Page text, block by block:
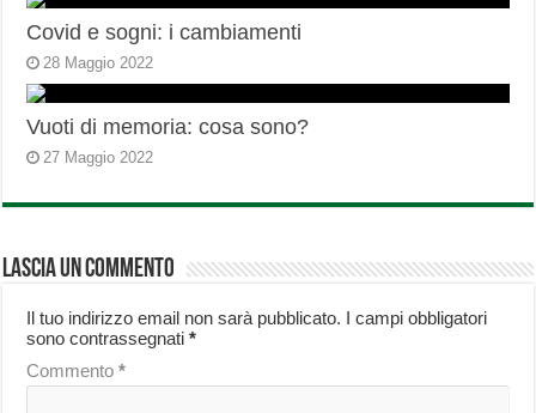
Covid e sogni: i cambiamenti
28 Maggio 2022
Vuoti di memoria: cosa sono?
27 Maggio 2022
Lascia un commento
Il tuo indirizzo email non sarà pubblicato. I campi obbligatori
sono contrassegnati*
Commento*